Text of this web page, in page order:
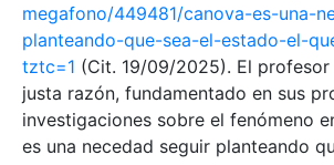
megafono/449481/canova-es-una-
planteando-que-sea-el-estado-el-
tztc=1 (Cit. 19/09/2025). El profesor
justa razón, fundamentado en sus
investigaciones sobre el fenómeno
es una necedad seguir planteando